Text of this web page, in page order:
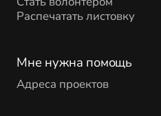
Распечатать листовку
Мне нужна помощь
Адреса проектов